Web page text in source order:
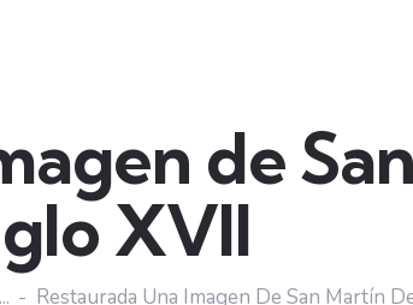
de
XVII
... Restaurada Una Imagen De San Martín